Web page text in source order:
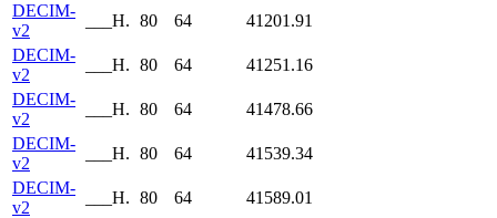
DECIM-
v2
___H. 80 64
41201.91
DECIM-
v2
___H. 80 64
41251.16
DECIM-
v2
___H. 80 64
41478.66
DECIM-
v2
___H. 80 64
41539.34
DECIM-
v2
___H. 80 64
41589.01